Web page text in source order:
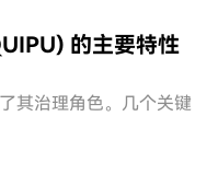
的主要特性
其治理角色。几个关键